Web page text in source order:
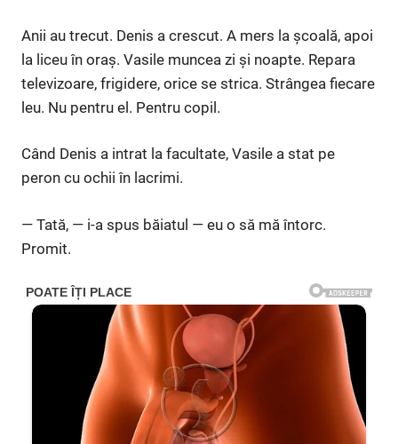
Anii au trecut. Denis a crescut. A mers la școală, apoi
la liceu în oraș. Vasile muncea zi și noapte. Repara
televizoare, frigidere, orice se strica. Strângea fiecare
leu. Nu pentru el. Pentru copil.
Când Denis a intrat la facultate, Vasile a stat pe
peron cu ochii în lacrimi.
— Tată, — i-a spus băiatul — eu o să mă întorc.
Promit.